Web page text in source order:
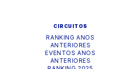
CIRCUITOS
RANKING ANOS
ANTERIORES
EVENTOS ANOS
ANTERIORES